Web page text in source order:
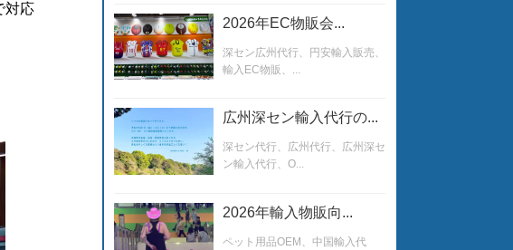
対応
2026年EC物販会...
深セン広州代行、円安輸入販売、
輸入EC物販、...
広州深セン輸入代行の...
深セン代行、広州代行、広州深セ
ン輸入代行、O...
2026年輸入物販向...
ペット用品OEM、中国輸入代